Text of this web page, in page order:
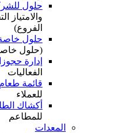
حلول
والامتياز
الفروع)
حلول
(حلول
إدارة
الفعاليات
قائمة
للعملاء
أكشاك
للمطاعم
المعدات